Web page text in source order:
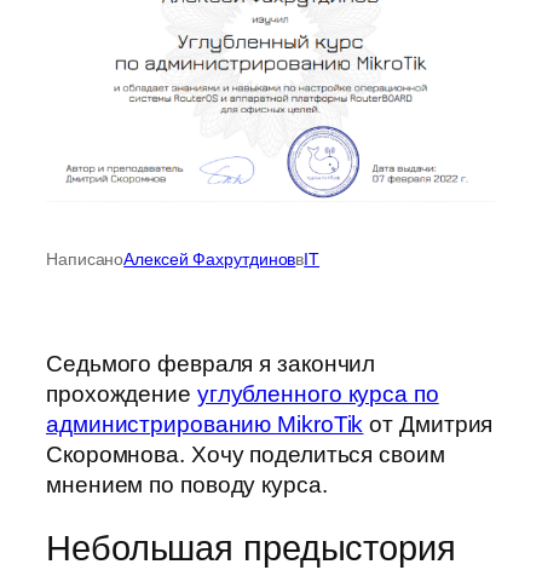
НаписаноАлексей ФахрутдиноввIT
Седьмого февраля я закончил
прохождение углубленного курса по
администрированию MikroTik от Дмитрия
Скоромнова. Хочу поделиться своим
мнением по поводу курса.
Небольшая предыстория